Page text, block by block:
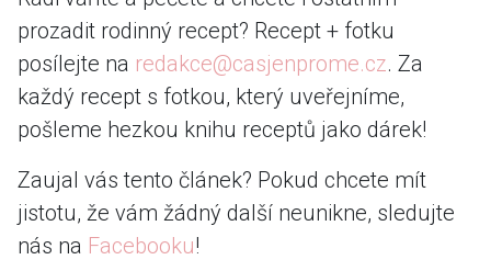
prozadit rodinný recept? Recept + fotku
posílejte na redakce@casjenprome.cz. Za
každý recept s fotkou, který uveřejníme,
pošleme hezkou knihu receptů jako dárek!
Zaujal vás tento článek? Pokud chcete mít
jistotu, že vám žádný další neunikne, sledujte
nás na Facebooku!